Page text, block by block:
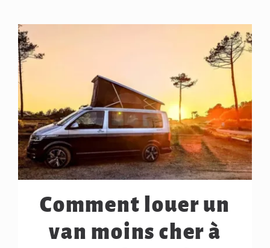
Comment louer un
van moins cher à